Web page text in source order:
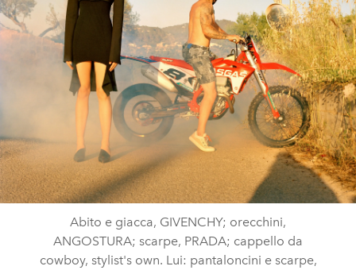
Abito e giacca, GIVENCHY; orecchini,
ANGOSTURA; scarpe, PRADA; cappello da
cowboy, stylist's own. Lui: pantaloncini e scarpe,